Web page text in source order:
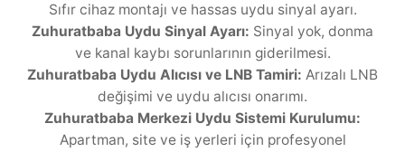
Sıfır cihaz montajı ve hassas uydu sinyal ayarı.
Zuhuratbaba Uydu Sinyal Ayarı: Sinyal yok, donma
ve kanal kaybı sorunlarının giderilmesi.
Zuhuratbaba Uydu Alıcısı ve LNB Tamiri: Arızalı LNB
değişimi ve uydu alıcısı onarımı.
Zuhuratbaba Merkezi Uydu Sistemi Kurulumu:
Apartman, site ve iş yerleri için profesyonel